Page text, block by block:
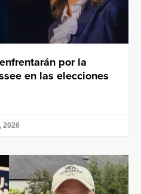
por la
en las elecciones
2026